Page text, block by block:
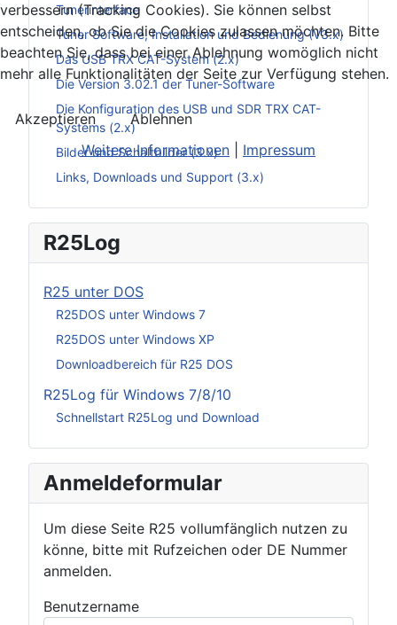
Tunerinterface
Tuner Software, Installation und Bedienung (V3.x)
Das USB TRX CAT-System (2.x)
Die Version 3.02.1 der Tuner-Software
Die Konfiguration des USB und SDR TRX CAT-
Systems (2.x)
Bilder und Schaltbilder (3.x)
Links, Downloads und Support (3.x)
R25Log
R25 unter DOS
R25DOS unter Windows 7
R25DOS unter Windows XP
Downloadbereich für R25 DOS
R25Log für Windows 7/8/10
Schnellstart R25Log und Download
Anmeldeformular
Um diese Seite R25 vollumfänglich nutzen zu
könne, bitte mit Rufzeichen oder DE Nummer
anmelden.
Benutzername
verbessern (Tracking Cookies). Sie können selbst
entscheiden, ob Sie die Cookies zulassen möchten. Bitte
beachten Sie, dass bei einer Ablehnung womöglich nicht
mehr alle Funktionalitäten der Seite zur Verfügung stehen.
Akzeptieren
Ablehnen
Weitere Informationen
Impressum